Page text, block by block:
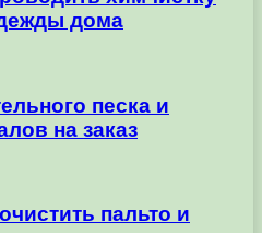
дома
песка и
на заказ
пальто и